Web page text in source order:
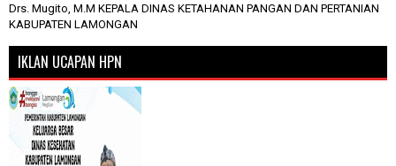
Drs. Mugito, M.M KEPALA DINAS KETAHANAN PANGAN DAN PERTANIAN
KABUPATEN LAMONGAN
IKLAN UCAPAN HPN